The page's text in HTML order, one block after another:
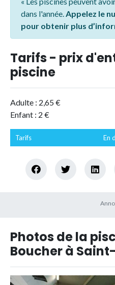
dans l'année.Appelez le
pour obtenir plus
Tarifs - prix
piscine
Adulte : 2,65 €
Enfant : 2 €
Tarifs En
Photos de la
Boucher à